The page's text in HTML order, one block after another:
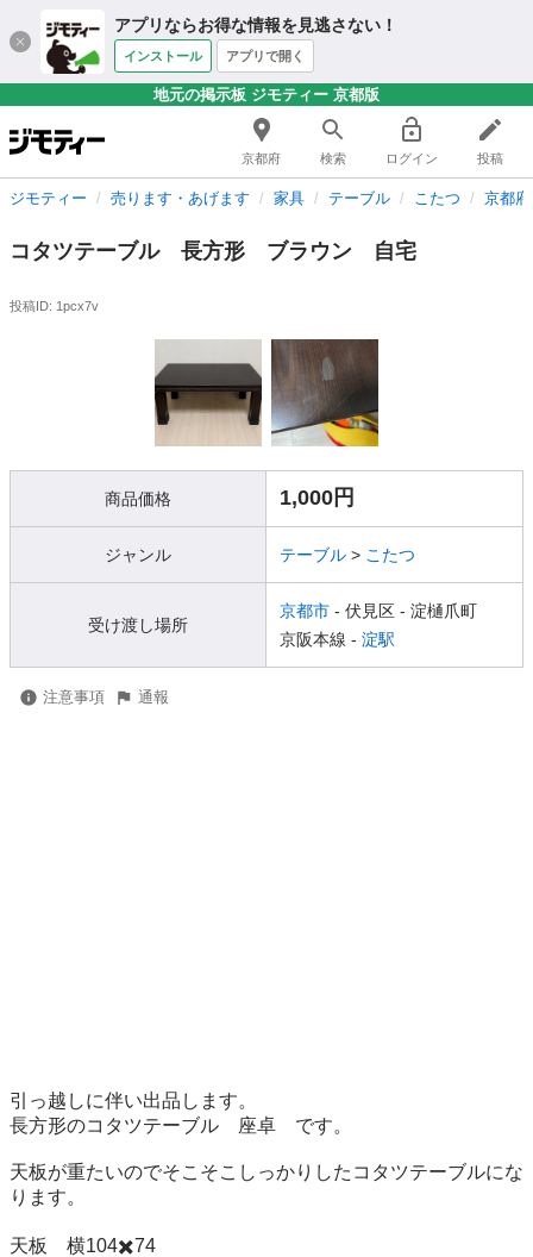
アプリならお得な情報を見逃さない！
インストール アプリで開く
地元の掲示板 ジモティー 京都版
京都府 検索 ログイン 投稿
ジモティー 売ります・あげます 家具 テーブル こたつ 京都
コタツテーブル 長方形 ブラウン 自宅
投稿ID: 1pcx7v
商品価格 1,000円
ジャンル テーブル > こたつ
受け渡し場所
京都市 - 伏見区 - 淀樋爪町
京阪本線 - 淀駅
注意事項 通報
引っ越しに伴い出品します。
長方形のコタツテーブル　座卓　です。
天板が重たいのでそこそこしっかりしたコタツテーブルにな
ります。
天板　横104✖️74